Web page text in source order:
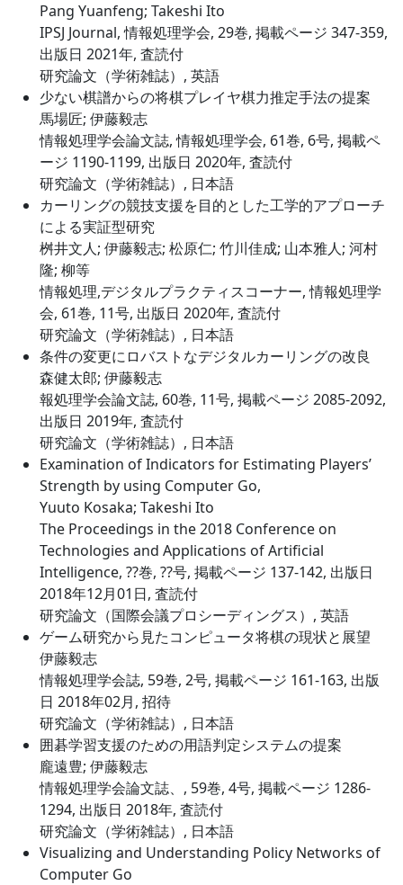
Pang Yuanfeng; Takeshi Ito
IPSJ Journal, 情報処理学会, 29巻, 掲載ページ 347-359,
出版日 2021年, 査読付
研究論文（学術雑誌）, 英語
少ない棋譜からの将棋プレイヤ棋力推定手法の提案
馬場匠; 伊藤毅志
情報処理学会論文誌, 情報処理学会, 61巻, 6号, 掲載ペ
ージ 1190-1199, 出版日 2020年, 査読付
研究論文（学術雑誌）, 日本語
カーリングの競技支援を目的とした工学的アプローチ
による実証型研究
桝井文人; 伊藤毅志; 松原仁; 竹川佳成; 山本雅人; 河村
隆; 柳等
情報処理,デジタルプラクティスコーナー, 情報処理学
会, 61巻, 11号, 出版日 2020年, 査読付
研究論文（学術雑誌）, 日本語
条件の変更にロバストなデジタルカーリングの改良
森健太郎; 伊藤毅志
報処理学会論文誌, 60巻, 11号, 掲載ページ 2085-2092,
出版日 2019年, 査読付
研究論文（学術雑誌）, 日本語
Examination of Indicators for Estimating Players’
Strength by using Computer Go,
Yuuto Kosaka; Takeshi Ito
The Proceedings in the 2018 Conference on
Technologies and Applications of Artificial
Intelligence, ??巻, ??号, 掲載ページ 137-142, 出版日
2018年12月01日, 査読付
研究論文（国際会議プロシーディングス）, 英語
ゲーム研究から見たコンピュータ将棋の現状と展望
伊藤毅志
情報処理学会誌, 59巻, 2号, 掲載ページ 161-163, 出版
日 2018年02月, 招待
研究論文（学術雑誌）, 日本語
囲碁学習支援のための用語判定システムの提案
龐遠豊; 伊藤毅志
情報処理学会論文誌、, 59巻, 4号, 掲載ページ 1286-
1294, 出版日 2018年, 査読付
研究論文（学術雑誌）, 日本語
Visualizing and Understanding Policy Networks of
Computer Go